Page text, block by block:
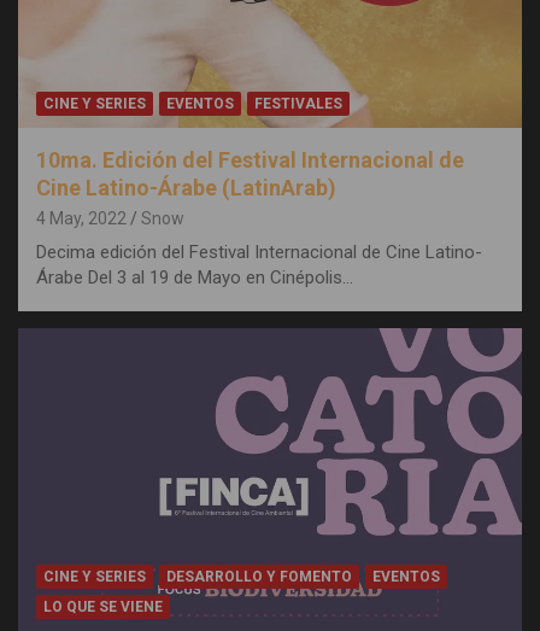
CINE Y SERIES EVENTOS FESTIVALES
10ma. Edición del Festival Internacional de
Cine Latino-Árabe (LatinArab)
4 May, 2022 Snow
Decima edición del Festival Internacional de Cine Latino-
Árabe Del 3 al 19 de Mayo en Cinépolis…
CINE Y SERIES DESARROLLO Y FOMENTO
EVENTOS
LO QUE SE VIENE